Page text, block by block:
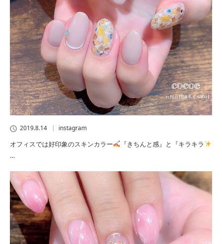
2019.8.14 instagram
オフィスでは好印象のスキンカラー
『きちんと感』と『キラキラ
…